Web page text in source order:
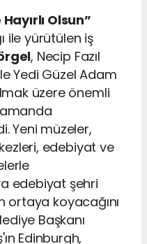
Olsun”
ile yürütülen iş
, Necip Fazıl
Yedi Güzel Adam
üzere önemli
Yeni müzeler,
edebiyat ve
edebiyat şehri
ortaya koyacağını
Başkanı
Edinburgh,